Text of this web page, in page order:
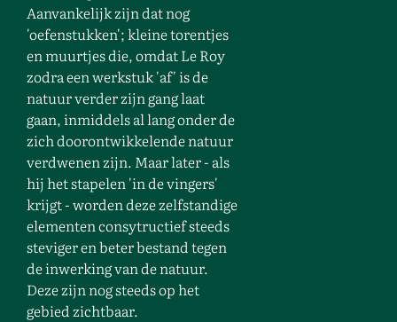
Aanvankelijk zijn dat nog
'oefenstukken'; kleine torentjes
en muurtjes die, omdat Le Roy
zodra een werkstuk 'af' is de
natuur verder zijn gang laat
gaan, inmiddels al lang onder de
zich doorontwikkelende natuur
verdwenen zijn. Maar later - als
hij het stapelen 'in de vingers'
krijgt - worden deze zelfstandige
elementen consytructief steeds
steviger en beter bestand tegen
de inwerking van de natuur.
Deze zijn nog steeds op het
gebied zichtbaar.